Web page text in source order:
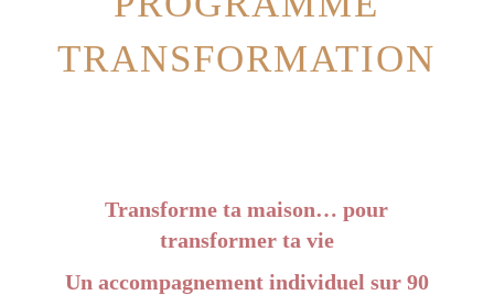
TRANSFORMATION
Transforme ta maison… pour
transformer ta vie
Un accompagnement individuel sur 90